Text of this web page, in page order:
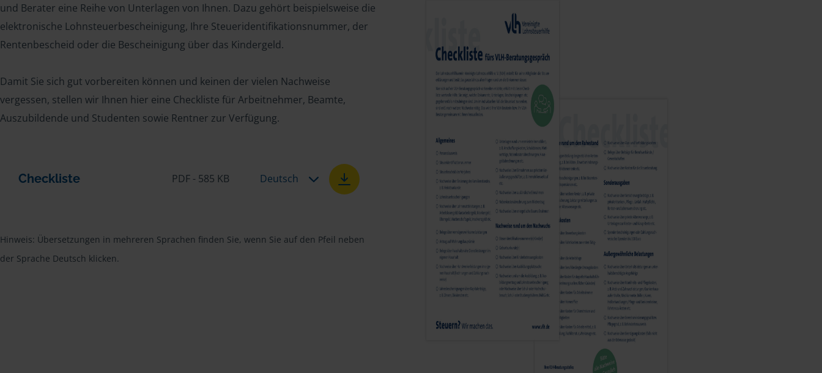
und Berater eine Reihe von Unterlagen von Ihnen. Dazu gehört beispielsweise die
elektronische Lohnsteuerbescheinigung, Ihre Steueridentifikationsnummer, der
Rentenbescheid oder die Bescheinigung über das Kindergeld.
Damit Sie sich gut vorbereiten können und keinen der vielen Nachweise
vergessen, stellen wir Ihnen hier eine Checkliste für Arbeitnehmer, Beamte,
Auszubildende und Studenten sowie Rentner zur Verfügung.
Checkliste PDF - 585 KB Deutsch
Hinweis: Übersetzungen in mehreren Sprachen finden Sie, wenn Sie auf den Pfeil neben
der Sprache Deutsch klicken.